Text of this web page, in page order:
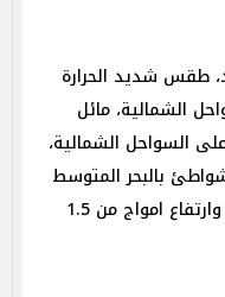
طقس شديد الحرارة
الشمالية، مائل
السواحل الشمالية،
بالبحر المتوسط
وسرعة رياح من 30 حتى 40 كم / س وارتفاع امواج من 1.5